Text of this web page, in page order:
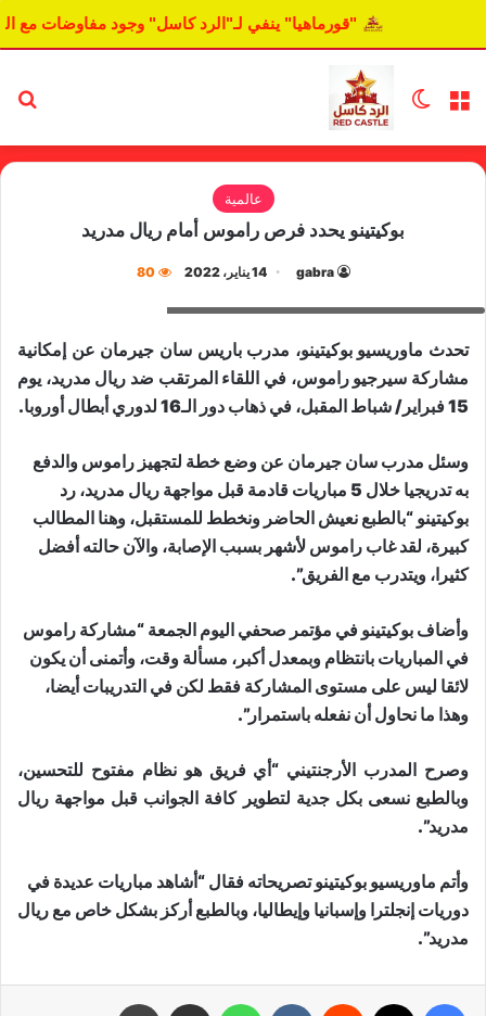
"قورماهيا" ينفي لـ"الرد كاسل" وجود مفاوضات مع
القائمة الوضع المظلم
عالمية
بوكيتينو يحدد فرص راموس أمام ريال مدريد
gabra 14 يناير، 2022 80
تحدث ماوريسيو بوكيتينو، مدرب باريس سان جيرمان عن إمكانية
مشاركة سيرجيو راموس، في اللقاء المرتقب ضد ريال مدريد، يوم
15 فبراير/ شباط المقبل، في ذهاب دور الـ16 لدوري أبطال أوروبا.
وسئل مدرب سان جيرمان عن وضع خطة لتجهيز راموس والدفع
به تدريجيا خلال 5 مباريات قادمة قبل مواجهة ريال مدريد، رد
بوكيتينو “بالطبع نعيش الحاضر ونخطط للمستقبل، وهنا المطالب
كبيرة، لقد غاب راموس لأشهر بسبب الإصابة، والآن حالته أفضل
كثيرا، ويتدرب مع الفريق”.
وأضاف بوكيتينو في مؤتمر صحفي اليوم الجمعة “مشاركة راموس
في المباريات بانتظام وبمعدل أكبر، مسألة وقت، وأتمنى أن يكون
لائقا ليس على مستوى المشاركة فقط لكن في التدريبات أيضا،
وهذا ما نحاول أن نفعله باستمرار”.
وصرح المدرب الأرجنتيني “أي فريق هو نظام مفتوح للتحسين،
وبالطبع نسعى بكل جدية لتطوير كافة الجوانب قبل مواجهة ريال
مدريد”.
وأتم ماوريسيو بوكيتينو تصريحاته فقال “أشاهد مباريات عديدة في
دوريات إنجلترا وإسبانيا وإيطاليا، وبالطبع أركز بشكل خاص مع ريال
مدريد”.
واتساب